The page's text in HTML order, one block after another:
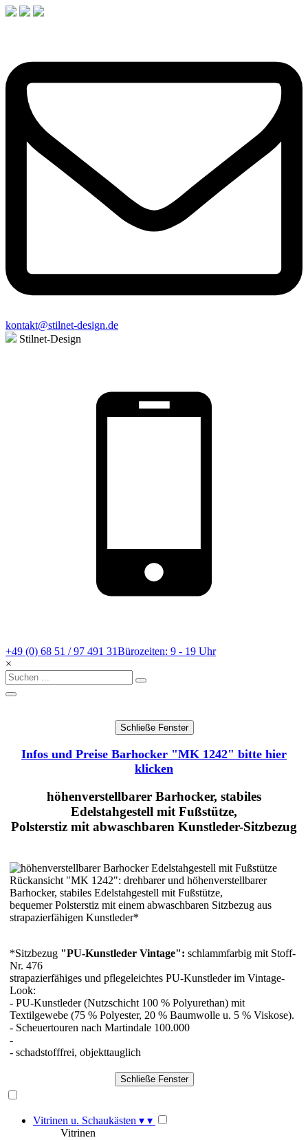
kontakt@stilnet-design.de
Stilnet-Design
+49 (0) 68 51 / 97 491 31Bürozeiten: 9 - 19 Uhr
×
Infos und Preise Barhocker "MK 1242" bitte hier
klicken
höhenverstellbarer Barhocker, stabiles
Edelstahgestell mit Fußstütze,
Polsterstiz mit abwaschbaren Kunstleder-Sitzbezug
Rückansicht "MK 1242": drehbarer und höhenverstellbarer
Barhocker, stabiles Edelstahgestell mit Fußstütze,
bequemer Polsterstiz mit einem abwaschbaren Sitzbezug aus
strapazierfähigen Kunstleder*
*Sitzbezug "PU-Kunstleder Vintage": schlammfarbig mit Stoff-
Nr. 476
strapazierfähiges und pflegeleichtes PU-Kunstleder im Vintage-
Look:
- PU-Kunstleder (Nutzschicht 100 % Polyurethan) mit
Textilgewebe (75 % Polyester, 20 % Baumwolle u. 5 % Viskose).
- Scheuertouren nach Martindale 100.000
-
- schadstofffrei, objekttauglich
Vitrinen u. Schaukästen ▾ ▾
Vitrinen